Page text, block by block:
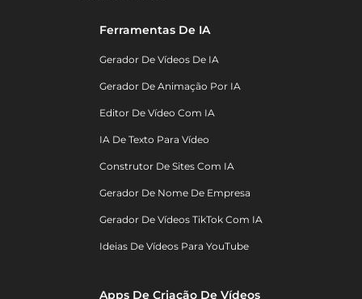
Ferramentas De IA
Gerador De Vídeos De IA
Gerador De Animação Por IA
Editor De Vídeo Com IA
IA De Texto Para Vídeo
Construtor De Sites Com IA
Gerador De Nome De Empresa
Gerador De Vídeos TikTok Com IA
Ideias De Vídeos Para YouTube
Apps De Criação De Vídeos